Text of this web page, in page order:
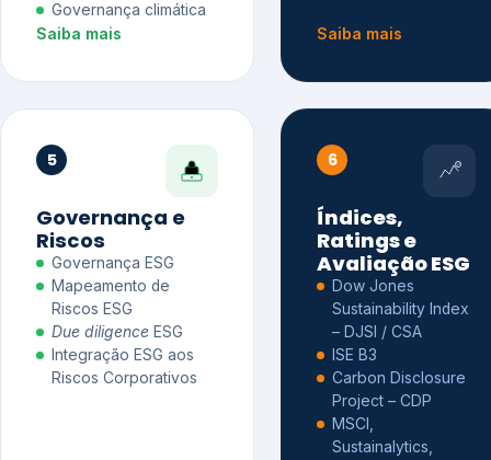
Governança climática
Saiba mais
Saiba mais
5
Governança e
Riscos
Governança ESG
Mapeamento de
Riscos ESG
Due diligence ESG
Integração ESG aos
Riscos Corporativos
6
Índices,
Ratings e
Avaliação ESG
Dow Jones
Sustainability Index
– DJSI / CSA
ISE B3
Carbon Disclosure
Project – CDP
MSCI,
Sustainalytics,